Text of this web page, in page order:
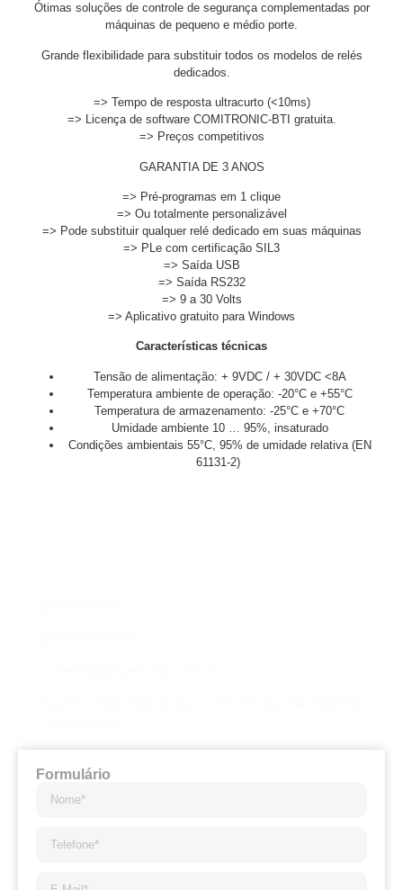
Ótimas soluções de controle de segurança complementadas por
máquinas de pequeno e médio porte.
Grande flexibilidade para substituir todos os modelos de relés
dedicados.
=> Tempo de resposta ultracurto (<10ms)
=> Licença de software COMITRONIC-BTI gratuita.
=> Preços competitivos
GARANTIA DE 3 ANOS
=> Pré-programas em 1 clique
=> Ou totalmente personalizável
=> Pode substituir qualquer relé dedicado em suas máquinas
=> PLe com certificação SIL3
=> Saída USB
=> Saída RS232
=> 9 a 30 Volts
=> Aplicativo gratuito para Windows
Características técnicas
Tensão de alimentação: + 9VDC / + 30VDC <8A
Temperatura ambiente de operação: -20°C e +55°C
Temperatura de armazenamento: -25°C e +70°C
Umidade ambiente 10 … 95%, insaturado
Condições ambientais 55°C, 95% de umidade relativa (EN
61131-2)
Formulário